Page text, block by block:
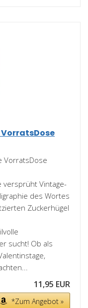
VorratsDose
versprüht Vintage-
des Wortes
Zuckerhügel
sucht! Ob als
11,95 EUR
*Zum Angebot »